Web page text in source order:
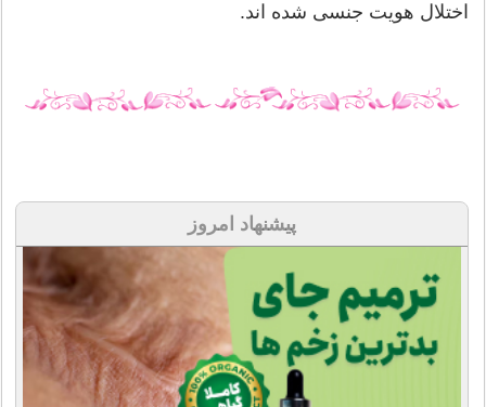
اختلال هویت جنسی شده اند.
پیشنهاد امروز